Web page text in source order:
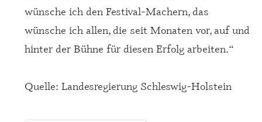
wünsche ich den Festival-Machern, das
wünsche ich allen, die seit Monaten vor, auf und
hinter der Bühne für diesen Erfolg arbeiten.“
Quelle: Landesregierung Schleswig-Holstein